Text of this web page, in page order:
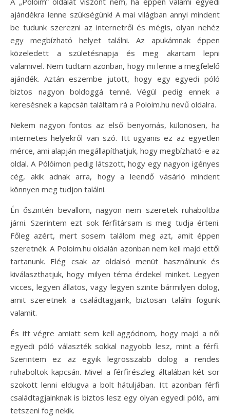
ajándékra lenne szükségünk! A mai világban annyi mindent
be tudunk szerezni az internetről és mégis, olyan nehéz
egy megbízható helyet találni. Az apukámnak éppen
közeledett a születésnapja és meg akartam lepni
valamivel. Nem tudtam azonban, hogy mi lenne a megfelelő
ajándék. Aztán eszembe jutott, hogy egy egyedi póló
biztos nagyon boldoggá tenné. Végül pedig ennek a
keresésnek a kapcsán találtam rá a Poloim.hu nevű oldalra.
Nekem nagyon fontos az első benyomás, különösen, ha
internetes helyekről van szó. Itt ugyanis ez az egyetlen
mérce, ami alapján megállapíthatjuk, hogy megbízható-e az
oldal. A Pólóimon pedig látszott, hogy egy nagyon igényes
cég, akik adnak arra, hogy a leendő vásárló mindent
könnyen meg tudjon találni.
Én őszintén bevallom, nagyon nem szeretek ruhaboltba
járni. Szerintem ezt sok férfitársam is meg tudja érteni.
Főleg azért, mert sosem találom meg azt, amit éppen
szeretnék. A Poloim.hu oldalán azonban nem kell majd ettől
tartanunk. Elég csak az oldalsó menüt használnunk és
kiválaszthatjuk, hogy milyen téma érdekel minket. Legyen
vicces, legyen állatos, vagy legyen szinte bármilyen dolog,
amit szeretnek a családtagjaink, biztosan találni fogunk
valamit.
És itt végre amiatt sem kell aggódnom, hogy majd a női
egyedi póló választék sokkal nagyobb lesz, mint a férfi.
Szerintem ez az egyik legrosszabb dolog a rendes
ruhaboltok kapcsán. Mivel a férfirészleg általában két sor
szokott lenni eldugva a bolt hátuljában. Itt azonban férfi
családtagjainknak is biztos lesz egy olyan egyedi póló, ami
tetszeni fog nekik.